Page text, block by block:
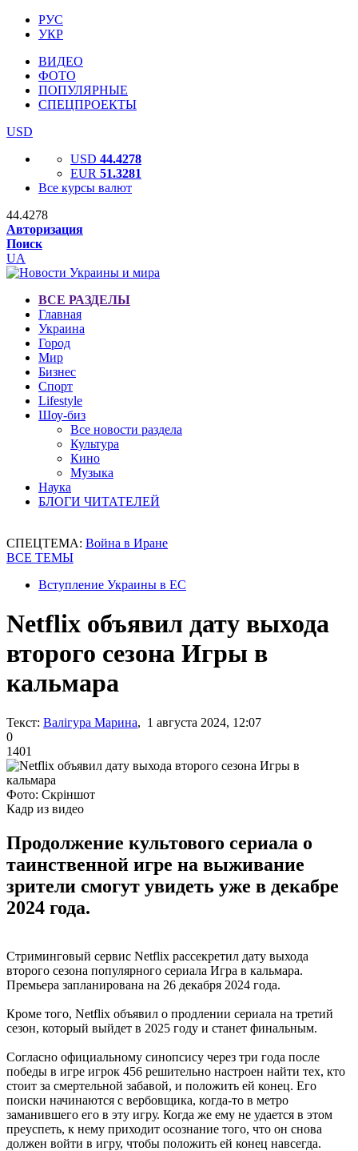
РУС
УКР
ВИДЕО
ФОТО
ПОПУЛЯРНЫЕ
СПЕЦПРОЕКТЫ
USD
USD 44.4278
EUR 51.3281
Все курсы валют
44.4278
Авторизация
Поиск
UA
ВСЕ РАЗДЕЛЫ
Главная
Украина
Город
Мир
Бизнес
Спорт
Lifestyle
Шоу-биз
Все новости раздела
Культура
Кино
Музыка
Наука
БЛОГИ ЧИТАТЕЛЕЙ
СПЕЦТЕМА: Война в Иране
ВСЕ ТЕМЫ
Вступление Украины в ЕС
Netflix объявил дату выхода
второго сезона Игры в
кальмара
Текст: Валігура Марина, 1 августа 2024, 12:07
0
1401
Фото: Скріншот
Кадр из видео
Продолжение культового сериала о
таинственной игре на выживание
зрители смогут увидеть уже в декабре
2024 года.
Стриминговый сервис Netflix рассекретил дату выхода
второго сезона популярного сериала Игра в кальмара.
Премьера запланирована на 26 декабря 2024 года.
Кроме того, Netflix объявил о продлении сериала на третий
сезон, который выйдет в 2025 году и станет финальным.
Согласно официальному синопсису через три года после
победы в игре игрок 456 решительно настроен найти тех, кто
стоит за смертельной забавой, и положить ей конец. Его
поиски начинаются с вербовщика, когда-то в метро
заманившего его в эту игру. Когда же ему не удается в этом
преуспеть, к нему приходит осознание того, что он снова
должен войти в игру, чтобы положить ей конец навсегда.